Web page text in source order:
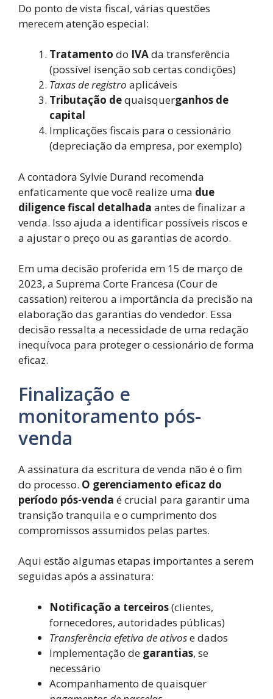
Do ponto de vista fiscal, várias questões
merecem atenção especial:
Tratamento do IVAda transferência
(possível isenção sob certas condições)
Taxas de registro aplicáveis
Tributação dequaisquerganhos de
capital
Implicações fiscais para o cessionário
(depreciação da empresa, por exemplo)
A contadora Sylvie Durand recomenda
enfaticamente que você realize uma due
diligence fiscal detalhada antes de finalizar a
venda. Isso ajuda a identificar possíveis riscos e
a ajustar o preço ou as garantias de acordo.
Em uma decisão proferida em 15 de março de
2023, a Suprema Corte Francesa (Cour de
cassation) reiterou a importância da precisão na
elaboração das garantias do vendedor. Essa
decisão ressalta a necessidade de uma redação
inequívoca para proteger o cessionário de forma
eficaz.
Finalização e
monitoramento pós-
venda
A assinatura da escritura de venda não é o fim
do processo. O gerenciamento eficaz do
período pós-venda é crucial para garantir uma
transição tranquila e o cumprimento dos
compromissos assumidos pelas partes.
Aqui estão algumas etapas importantes a serem
seguidas após a assinatura:
Notificação a terceiros(clientes,
fornecedores, autoridades públicas)
Transferência efetiva de ativose dados
Implementação de garantias, se
necessário
Acompanhamento de quaisquer